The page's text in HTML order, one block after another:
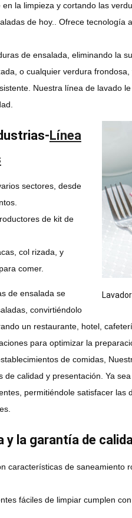
la limpieza y cortando las
de hoy.. Ofrece tecnología
de ensalada, eliminando la
o cualquier verdura
Nuestra línea de lavado
Línea
sectores, desde
de kit de
col rizada, y
comer.
de ensalada se
convirtiéndolo
un restaurante, hotel,
para optimizar la
de comidas,
calidad y presentación. Ya
permitiéndole satisfacer
y la garantía de
características de saneamiento
fáciles de limpiar cumplen